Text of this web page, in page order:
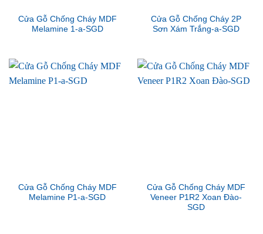
Cửa Gỗ Chống Cháy MDF
Melamine 1-a-SGD
Cửa Gỗ Chống Cháy 2P
Sơn Xám Trắng-a-SGD
Cửa Gỗ Chống Cháy MDF
Melamine P1-a-SGD
Cửa Gỗ Chống Cháy MDF
Veneer P1R2 Xoan Đào-
SGD